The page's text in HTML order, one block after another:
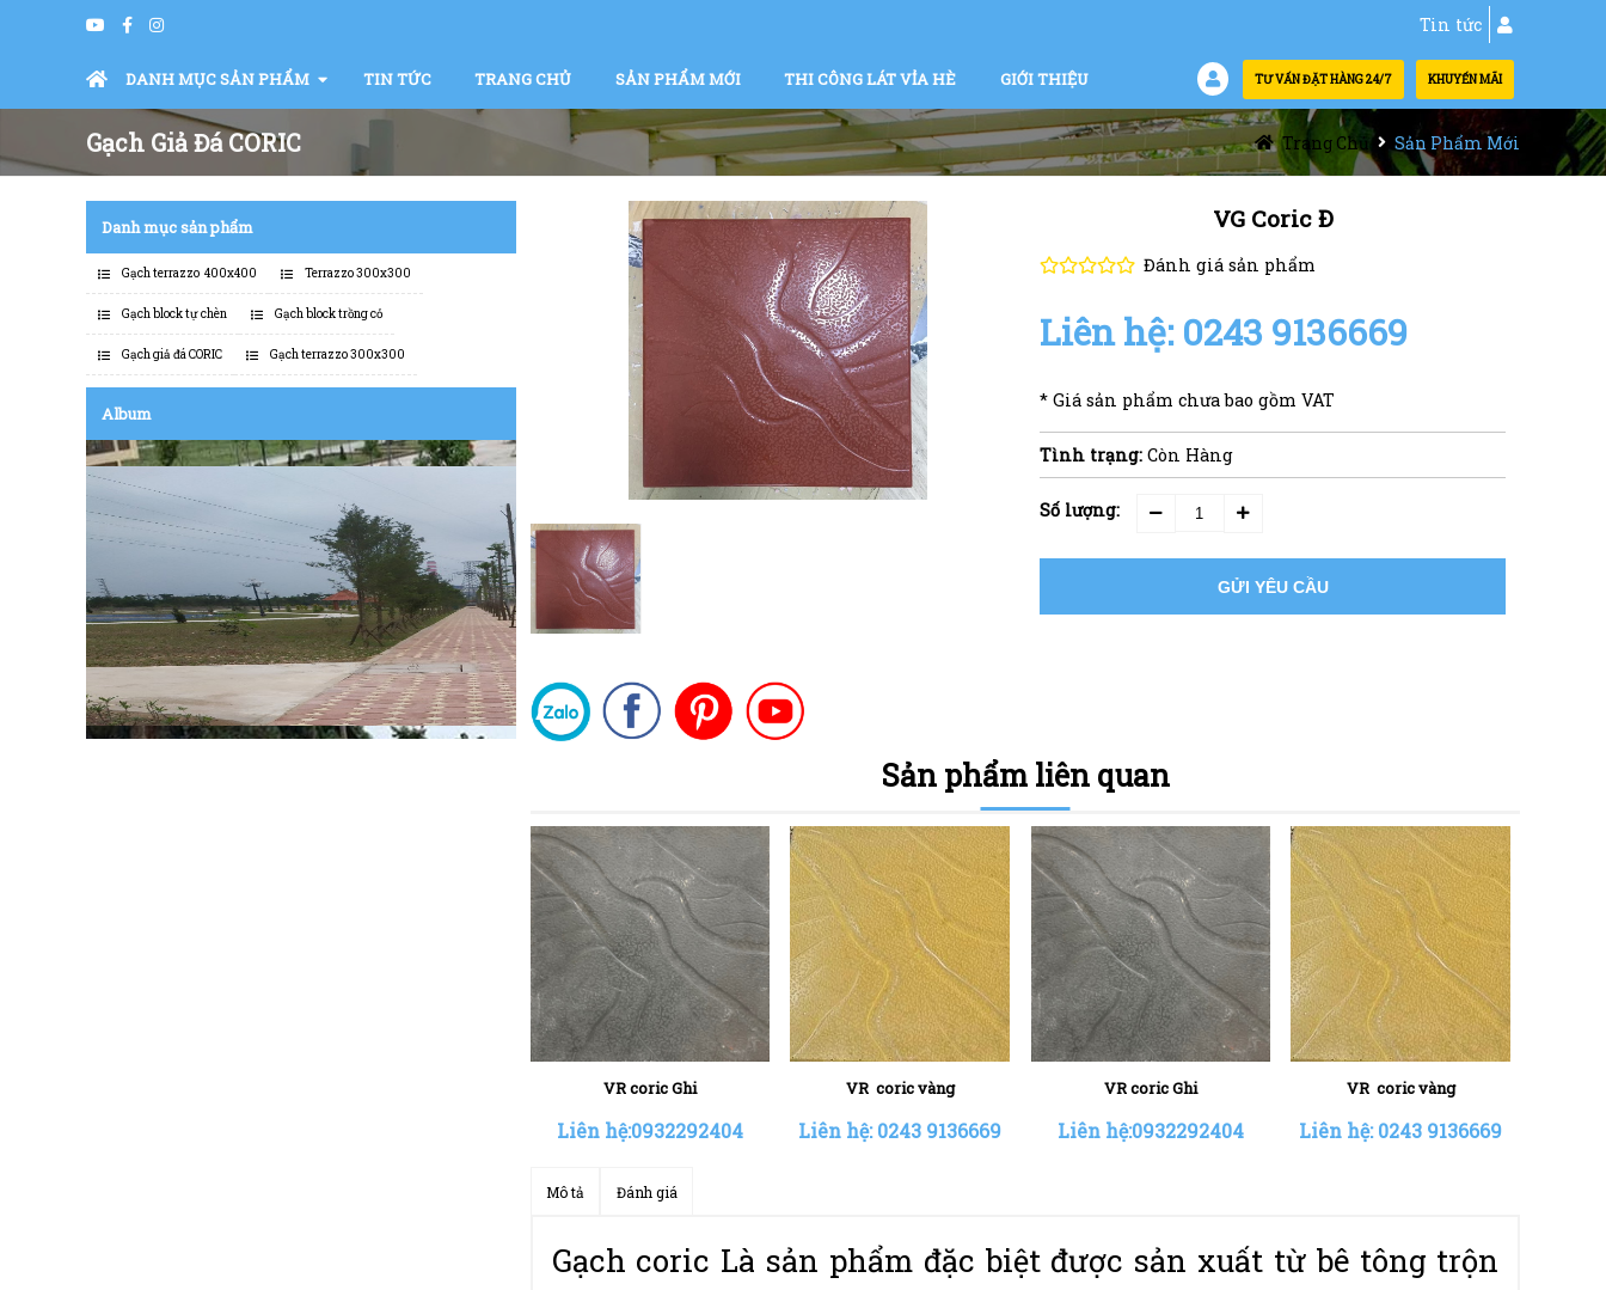
Tin tức
DANH MỤC SẢN PHẨM TIN TỨC TRANG CHỦ SẢN PHẨM MỚI THI CÔNG LÁT VỈA HÈ GIỚI THIỆU TƯ VẤN ĐẶT HÀNG 24/7 KHUYẾN MÃI
Gạch Giả Đá CORIC Trang Chủ Sản Phẩm Mới
Danh mục sản phẩm
Gạch terrazzo 400x400 Terrazzo 300x300
Gạch block tự chèn Gạch block trồng cỏ
Gạch giả đá CORIC Gạch terrazzo 300x300
Album
VG Coric Đ
Đánh giá sản phẩm
Liên hệ: 0243 9136669
* Giá sản phẩm chưa bao gồm VAT
Tình trạng: Còn Hàng
Số lượng:
GỬI YÊU CẦU
Sản phẩm liên quan
VR coric vàng
Liên hệ: 0243 9136669
VR coric Ghi
Liên hệ:0932292404
VR coric vàng
Liên hệ: 0243 9136669
VR coric Ghi
Liên hệ:0932292404
Mô tả Đánh giá
Gạch coric Là sản phẩm đặc biệt được sản xuất từ bê tông trộn